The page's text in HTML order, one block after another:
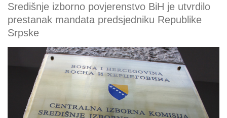
Središnje izborno povjerenstvo BiH je utvrdilo
prestanak mandata predsjedniku Republike
Srpske